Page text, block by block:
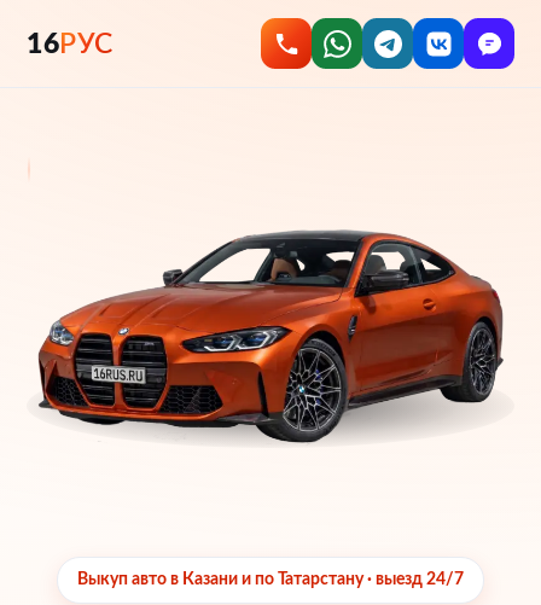
16РУС
Выкуп авто в Казани и по Татарстану · выезд 24/7